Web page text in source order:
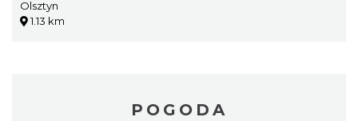
Olsztyn
1.13 km
POGODA